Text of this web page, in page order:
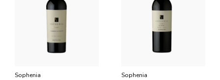
Sophenia
Sophenia